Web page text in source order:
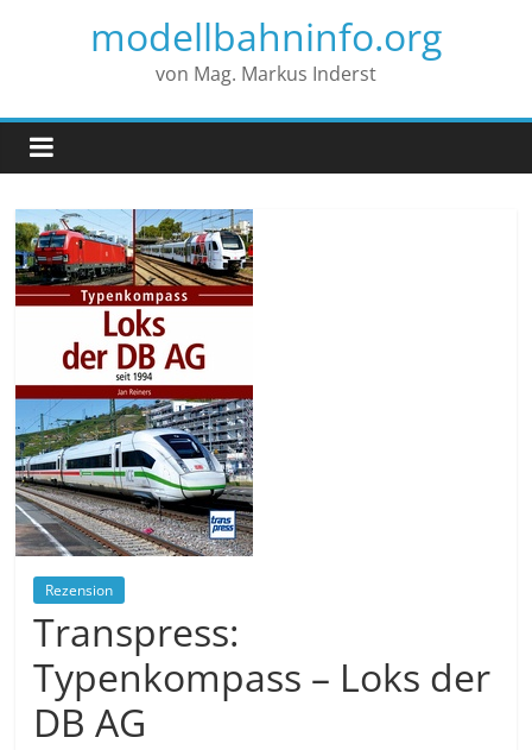
modellbahninfo.org
von Mag. Markus Inderst
Rezension
Transpress:
Typenkompass – Loks der
DB AG